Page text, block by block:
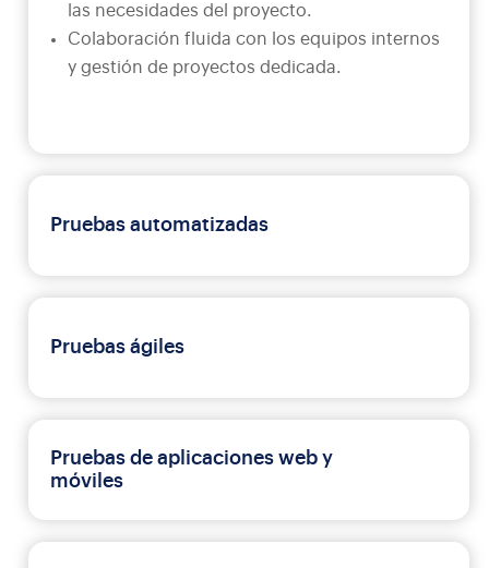
las necesidades del proyecto.
Colaboración fluida con los equipos internos
y gestión de proyectos dedicada.
Pruebas automatizadas
Pruebas ágiles
Pruebas de aplicaciones web y
móviles